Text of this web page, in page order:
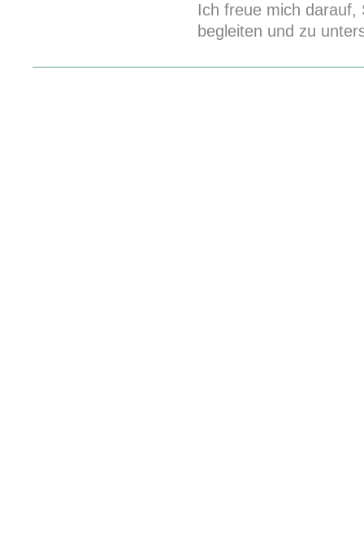
Ich freue mich darauf,
begleiten und zu